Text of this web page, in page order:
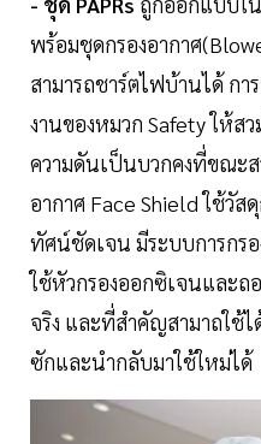
พร้อมชุดกรองอากาศ
สามารถชาร์ตไฟบ้านได้ ก
งานของหมวก Safety ให้ส
ความดันเป็นบวกคงที่ขณะส
อากาศ Face Shield ใช้วั
ทัศน์ชัดเจน มีระบบการกร
ใช้หัวกรองออกซิเจนและถ
จริง และที่สำคัญสามาถใช้ไ
ซักและนำกลับมาใช้ใหม่ได้